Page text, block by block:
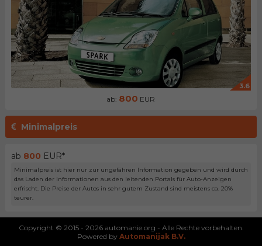
3.6
ab: 800 EUR
Minimalpreis
ab 800 EUR*
Minimalpreis ist hier nur zur ungefähren Information gegeben und wird durch
das Laden der Informationen aus den leitenden Portals für Auto-Anzeigen
erfrischt. Die Preise der Autos in sehr gutem Zustand sind meistens ca. 20%
teurer.
Copyright © 2015 - 2026 automanie.org - Alle Rechte vorbehalten.
Powered by Automanijak B.V.